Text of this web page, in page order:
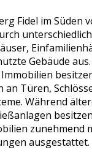
Fidel im Süden
Gebäude
an Türen,
Während
zunehmend
ausgestattet.